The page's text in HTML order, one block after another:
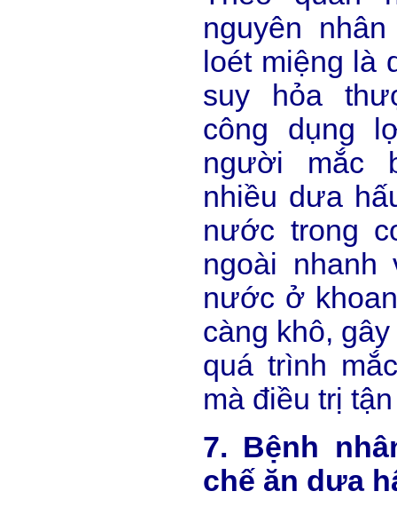
nguyên
loét miệng là
suy hỏa
công dụng
người mắc
nhiều dưa
nước trong
ngoài nhanh
nước ở
càng khô,
quá trình
mà điều trị
7. Bệnh
chế ăn dưa